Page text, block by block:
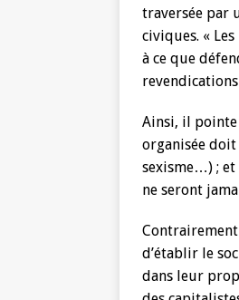
traversée par
civiques. «
à ce que
Ainsi, il pointe
organisée
sexisme…) ;
ne seront
Contrairement
d’établir le
dans leur